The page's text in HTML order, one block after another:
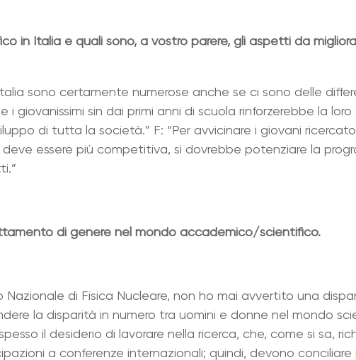
in Italia e quali sono, a vostro parere, gli aspetti da
sono certamente numerose anche se ci sono delle
giovanissimi sin dai primi anni di scuola rinforzerebbe la loro
di tutta la società.” F: “Per avvicinare i giovani
essere più competitiva, si dovrebbe potenziare la
di genere nel mondo accademico/scientifico.
Nazionale di Fisica Nucleare, non ho mai avvertito una
la disparità in numero tra uomini e donne nel mondo
il desiderio di lavorare nella ricerca, che, come si sa,
a conferenze internazionali; quindi, devono conciliare